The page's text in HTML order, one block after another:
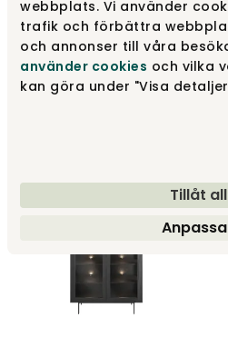
webbplats. Vi använder
trafik och förbättra
och annonser till våra
använder cookies och vilka
kan göra under "Visa
Tillåt
Anpassa
Hazelton Sideboard Brun
Rowico Home